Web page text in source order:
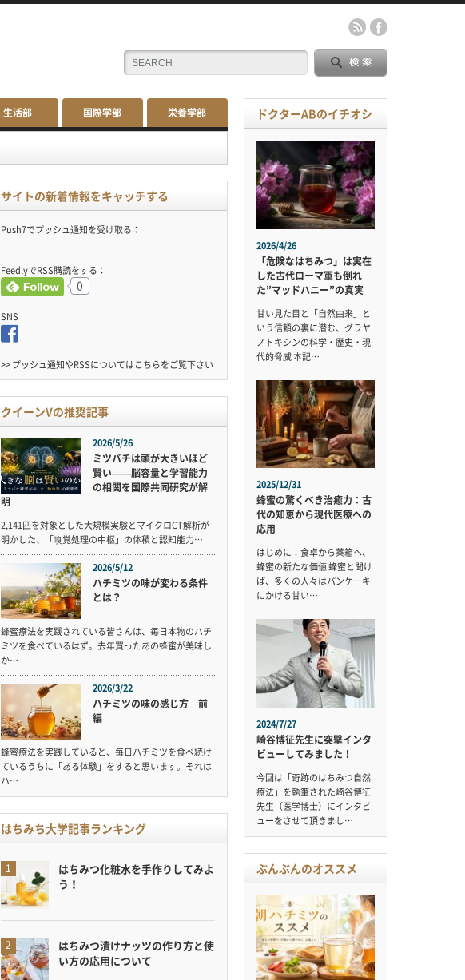
生活部 国際学部 栄養学部
サイトの新着情報をキャッチする
Push7でプッシュ通知を受け取る：
FeedlyでRSS購読をする：
0
SNS
>> プッシュ通知やRSSについてはこちらをご覧下さい
クイーンVの推奨記事
2026/5/26
ミツバチは頭が大きいほど
賢い——脳容量と学習能力
の相関を国際共同研究が解
明
2,141匹を対象とした大規模実験とマイクロCT解析が
明かした、「嗅覚処理の中枢」の体積と認知能力…
2026/5/12
ハチミツの味が変わる条件
とは？
蜂蜜療法を実践されている皆さんは、毎日本物のハチ
ミツを食べているはず。去年買ったあの蜂蜜が美味し
か…
2026/3/22
ハチミツの味の感じ方 前
編
蜂蜜療法を実践していると、毎日ハチミツを食べ続け
ているうちに「ある体験」をすると思います。それは
ハ…
はちみち大学記事ランキング
はちみつ化粧水を手作りしてみよ
う！
はちみつ漬けナッツの作り方と使
い方の応用について
ドクターABのイチオシ
2026/4/26
「危険なはちみつ」は実在
した古代ローマ軍も倒れ
た”マッドハニー”の真実
甘い見た目と「自然由来」と
いう信頼の裏に潜む、グラヤ
ノトキシンの科学・歴史・現
代的脅威 本記…
2025/12/31
蜂蜜の驚くべき治癒力：古
代の知恵から現代医療への
応用
はじめに：食卓から薬箱へ、
蜂蜜の新たな価値 蜂蜜と聞け
ば、多くの人々はパンケーキ
にかける甘い…
2024/7/27
崎谷博征先生に突撃インタ
ビューしてみました！
今回は「奇跡のはちみつ自然
療法」を執筆された崎谷博征
先生（医学博士）にインタビ
ューをさせて頂きまし…
ぶんぶんのオススメ